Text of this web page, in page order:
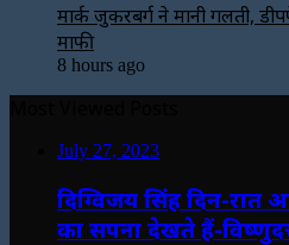
मार्क जुकरबर्ग ने मानी गलती,
माफी
8 hours ago
July 27, 2023
दिग्विजय सिंह दिन-रात
का सपना देखते हैं-